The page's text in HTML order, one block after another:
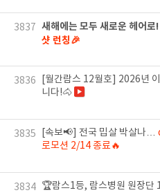
3837 새해에는 모두 새로운 헤어
샷 런칭🎉
3836
[월간람스 12월호] 2026년
니다!🐴
3835 [속보📢] 전국 밉살 박살나…
로모션 2/14 종료🔥
3834 🏆람스1등, 람스병원 원장단